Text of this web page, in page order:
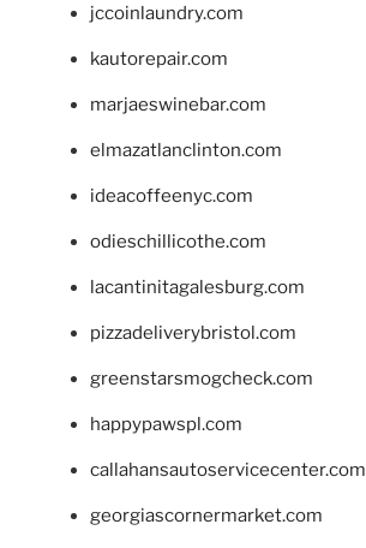
jccoinlaundry.com
kautorepair.com
marjaeswinebar.com
elmazatlanclinton.com
ideacoffeenyc.com
odieschillicothe.com
lacantinitagalesburg.com
pizzadeliverybristol.com
greenstarsmogcheck.com
happypawspl.com
callahansautoservicecenter.com
georgiascornermarket.com